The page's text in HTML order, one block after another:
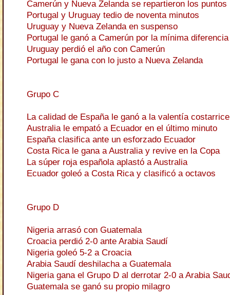
Camerún y Nueva Zelanda se repartieron los puntos
Portugal y Uruguay tedio de noventa minutos
Uruguay y Nueva Zelanda en suspenso
Portugal le ganó a Camerún por la mínima diferencia
Uruguay perdió el año con Camerún
Portugal le gana con lo justo a Nueva Zelanda
Grupo C
La calidad de España le ganó a la valentía
Australia le empató a Ecuador en el último minuto
España clasifica ante un esforzado Ecuador
Costa Rica le gana a Australia y revive en la Copa
La súper roja española aplastó a Australia
Ecuador goleó a Costa Rica y clasificó a octavos
Grupo D
Nigeria arrasó con Guatemala
Croacia perdió 2-0 ante Arabia Saudí
Nigeria goleó 5-2 a Croacia
Arabia Saudí deshilacha a Guatemala
Nigeria gana el Grupo D al derrotar 2-0 a Arabia
Guatemala se ganó su propio milagro